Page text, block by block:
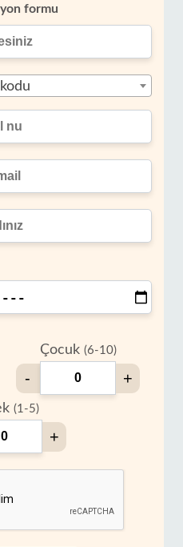
formu
Çocuk (6-10)
- +
(1-5)
+